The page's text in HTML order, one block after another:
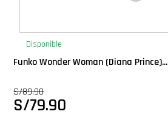
PRÓXIMAMENTE
Star Wars Oferta
Disponible
Funko Wonder Woman (Diana Prince)...
S/89.90
S/79.90